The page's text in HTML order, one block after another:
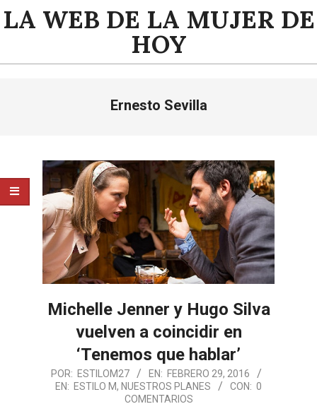
Saltar
alLA WEB DE LA MUJER DE
HOY
Ernesto Sevilla
Michelle Jenner y Hugo Silva
vuelven a coincidir en
‘Tenemos que hablar’
2016-
02-
POR: ESTILOM27 EN: FEBRERO 29, 2016
EN: ESTILO M, NUESTROS PLANES CON: 0
COMENTARIOS